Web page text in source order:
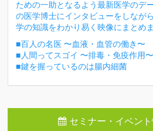
ための一助となるよう最新医学のデ
の医学博士にインタビューをしなが
学の知識をわかり易く映像にまとめま
■百人の名医 〜血液・血管の働き〜
■人間ってスゴイ 〜排毒・免疫作用〜
■鍵を握っているのは腸内細菌
セミナー・イベン